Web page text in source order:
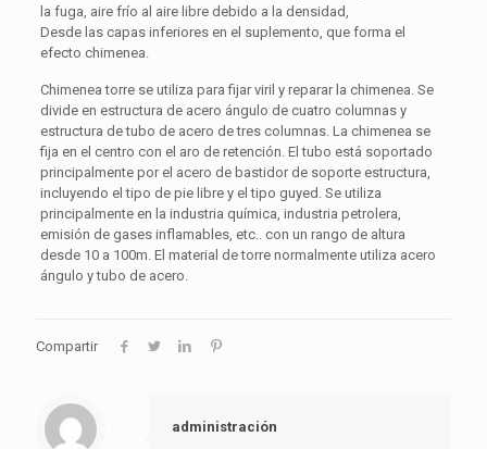
la fuga, aire frío al aire libre debido a la densidad,
Desde las capas inferiores en el suplemento, que forma el
efecto chimenea.
Chimenea torre se utiliza para fijar viril y reparar la chimenea. Se
divide en estructura de acero ángulo de cuatro columnas y
estructura de tubo de acero de tres columnas. La chimenea se
fija en el centro con el aro de retención. El tubo está soportado
principalmente por el acero de bastidor de soporte estructura,
incluyendo el tipo de pie libre y el tipo guyed. Se utiliza
principalmente en la industria química, industria petrolera,
emisión de gases inflamables, etc.. con un rango de altura
desde 10 a 100m. El material de torre normalmente utiliza acero
ángulo y tubo de acero.
Compartir
administración